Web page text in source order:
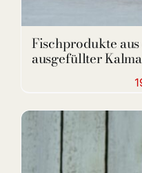
Fischprodukte
ausgefüllter